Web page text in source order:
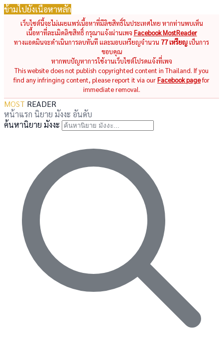
ข้ามไปยังเนื้อหาหลัก
เว็บไซต์นี้จะไม่เผยแพร่เนื้อหาที่มีลิขสิทธิ์ในประเทศไทย หากท่านพบเห็น
เนื้อหาที่ละเมิดลิขสิทธิ์ กรุณาแจ้งผ่านเพจ Facebook MostReader
ทางแอดมินจะดำเนินการลบทันที และมอบเหรียญจำนวน 77 เหรียญเป็นการ
ขอบคุณ
หากพบปัญหาการใช้งานเว็บไซต์โปรดแจ้งที่เพจ
This website does not publish copyrighted content in Thailand. If you
find any infringing content, please report it via ourFacebook pagefor
immediate removal.
MOST READER
หน้าแรก นิยาย มังงะ อันดับ
ค้นหานิยาย มังงะ